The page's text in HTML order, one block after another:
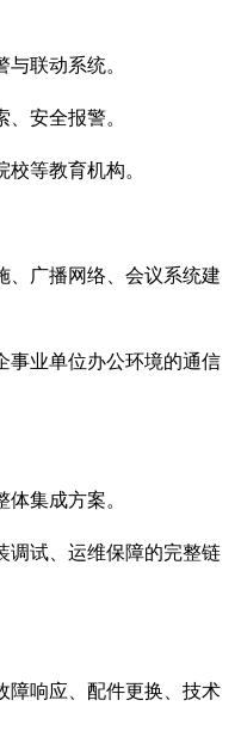
联动系统。
安全报警。
等教育机构。
、广播网络、会议系统建
事业单位办公环境的通信
集成方案。
调试、运维保障的完整链
障响应、配件更换、技术